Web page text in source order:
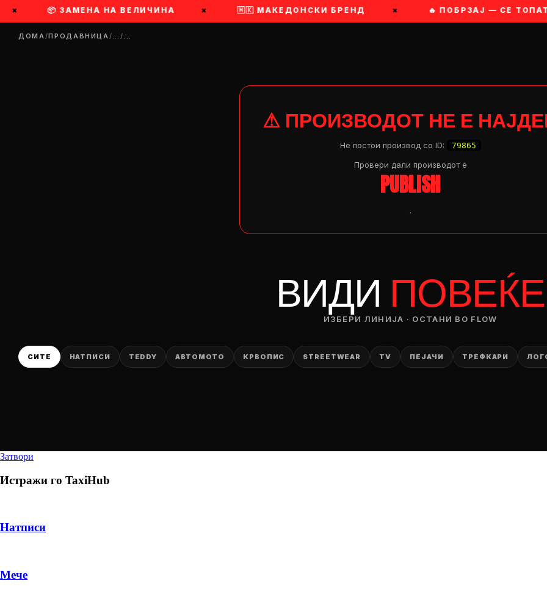
📦 ЗАМЕНА НА ВЕЛИЧИНА 🇲🇰 МАКЕДОНСКИ БРЕНД 🔥 ПОБРЗАЈ — СЕ
ДОМА/ПРОДАВНИЦА/…/…
⚠ ПРОИЗВОДОТ НЕ Е
Не постои производ со ID: 79865
Провери дали производот e
PUBLISH
.
ВИДИ ПОВЕЌЕ
ИЗБЕРИ ЛИНИЈА · ОСТАНИ ВО FLOW
СИТЕ НАТПИСИ TEDDY АВТОМОТО КРВОПИС STREETWEAR TV ПЕЈАЧИ ТРЕФКАРИ
Затвори
Истражи го TaxiHub
Натписи
Мече